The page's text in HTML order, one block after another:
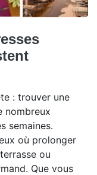
: trouver une
nombreux
semaines.
où prolonger
ou
Que vous